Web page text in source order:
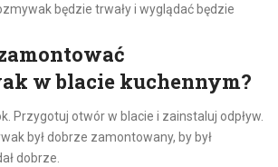
będzie trwały i wyglądać będzie
w blacie kuchennym?
Przygotuj otwór w blacie i zainstaluj odpływ.
był dobrze zamontowany, by był
dobrze.